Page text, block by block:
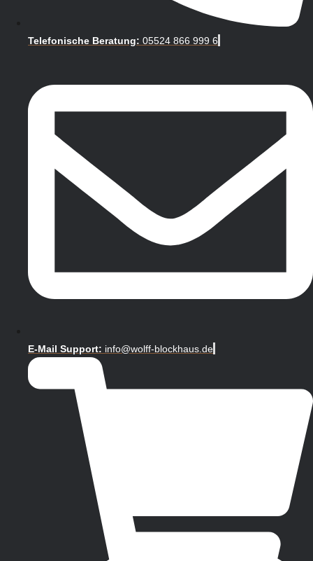
Telefonische Beratung: 05524 866 999 6
E-Mail Support: info@wolff-blockhaus.de